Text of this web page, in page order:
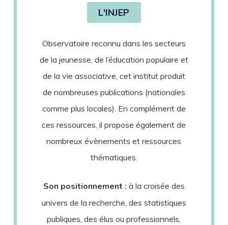
L'INJEP
Observatoire reconnu dans les secteurs
de la jeunesse, de l’éducation populaire et
de la vie associative, cet institut produit
de nombreuses publications (nationales
comme plus locales). En complément de
ces ressources, il propose également de
nombreux évènements et ressources
thématiques.
Son positionnement : à la croisée des
univers de la recherche, des statistiques
publiques, des élus ou professionnels,